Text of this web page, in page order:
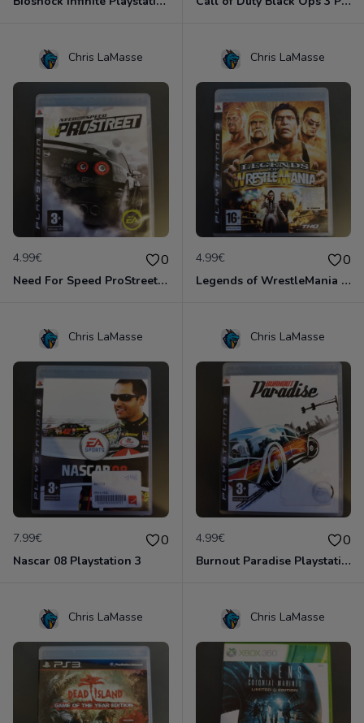
Chris LaMasse
4.99€ 0
Need For Speed ProStreet Playstation 3
Chris LaMasse
4.99€ 0
Legends of WrestleMania Playstation 3
Chris LaMasse
7.99€ 0
Nascar 08 Playstation 3
Chris LaMasse
4.99€ 0
Burnout Paradise Playstation 3
Chris LaMasse Chris LaMasse